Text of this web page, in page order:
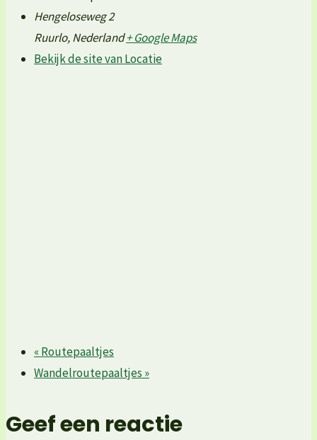
Hengeloseweg 2
Ruurlo,Nederland + Google Maps
Bekijk de site van Locatie
«Routepaaltjes
Wandelroutepaaltjes »
Geef een reactie